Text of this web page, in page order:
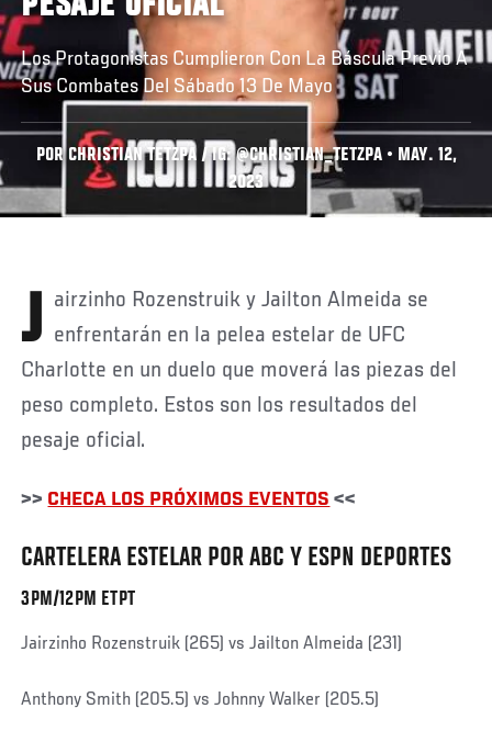
Los Protagonistas Cumplieron Con La Báscula Previo A
Sus Combates Del Sábado 13 De Mayo
POR CHRISTIAN TETZPA / IG: @CHRISTIAN_TETZPA • MAY. 12,
2023
Jairzinho Rozenstruik y Jailton Almeida se enfrentarán en la pelea estelar de UFC
Charlotte en un duelo que moverá las piezas del
peso completo. Estos son los resultados del
pesaje oficial.
>> CHECA LOS PRÓXIMOS EVENTOS <<
CARTELERA ESTELAR POR ABC Y ESPN DEPORTES
3PM/12PM ETPT
Jairzinho Rozenstruik (265) vs Jailton Almeida (231)
Anthony Smith (205.5) vs Johnny Walker (205.5)